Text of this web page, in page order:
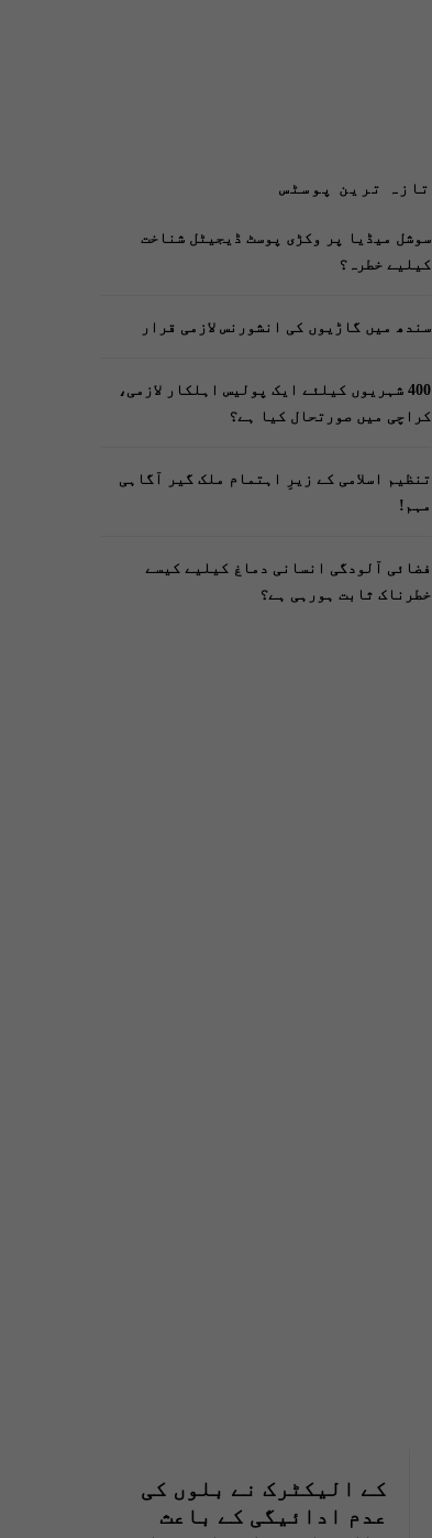
تازہ ترین پوسٹس
سوشل میڈیا پر وکڑی پوسٹ ڈیجیٹل شناخت
کیلیے خطرہ؟
سندھ میں گاڑیوں کی انشورنس لازمی قرار
400 شہریوں کیلئے ایک پولیس اہلکار لازمی،
کراچی میں صورتحال کیا ہے؟
تنظیم اسلامی کے زیرِ اہتمام ملک گیر آگاہی
مہم!
فضائی آلودگی انسانی دماغ کیلیے کیسے
خطرناک ثابت ہورہی ہے؟
کے الیکٹرک نے بلوں کی
عدم ادائیگی کے باعث